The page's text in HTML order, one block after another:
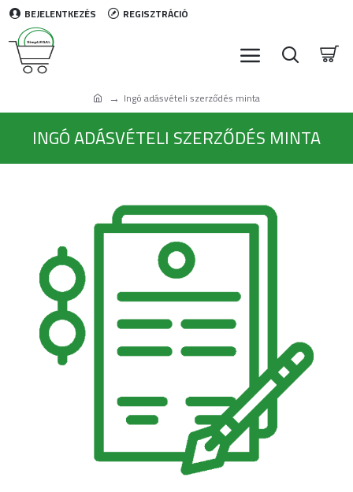
BEJELENTKEZÉS REGISZTRÁCIÓ
Ingó adásvételi szerződés minta
INGÓ ADÁSVÉTELI SZERZŐDÉS MINTA